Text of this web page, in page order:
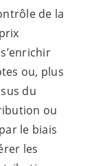
de la
ou, plus
du
ou
le biais
les